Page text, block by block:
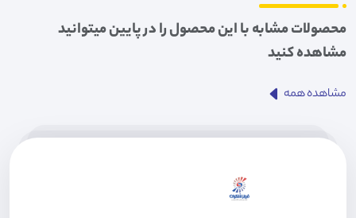
محصولات مشابه با این محصول را در پایین میتوانید
مشاهده کنید
مشاهده همه